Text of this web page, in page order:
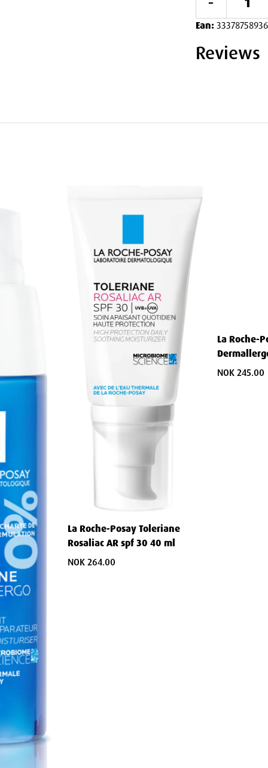
Denne avanserte ingrediensen:
patenterte prebiotiske ingrediensen:
effekt, er Kerium DS Concentrate:
du:
Ean:
Reviews
La Roche-Posay Toleriane
Rosaliac AR spf 30 40 ml
NOK 264.00
La Roche-
NOK 245.00